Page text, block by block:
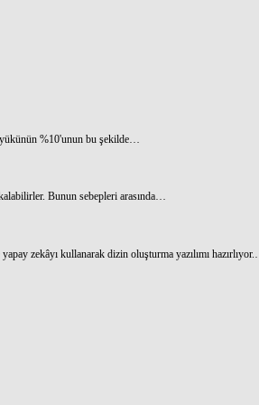
%10'unun bu şekilde…
Bunun sebepleri arasında…
zekâyı kullanarak dizin oluşturma yazılımı